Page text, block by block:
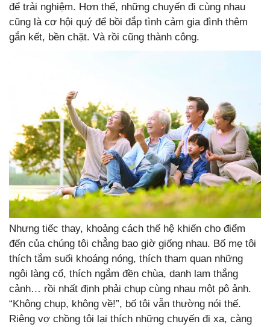
để trải nghiệm. Hơn thế, những chuyến đi cùng nhau
cũng là cơ hội quý để bồi đắp tình cảm gia đình thêm
gắn kết, bền chặt. Và rồi cũng thành công.
Nhưng tiếc thay, khoảng cách thế hệ khiến cho điểm
đến của chúng tôi chẳng bao giờ giống nhau. Bố mẹ tôi
thích tắm suối khoáng nóng, thích tham quan những
ngôi làng cổ, thích ngắm đền chùa, danh lam thắng
cảnh… rồi nhất định phải chụp cùng nhau một pô ảnh.
“Không chụp, không về!”, bố tôi vẫn thường nói thế.
Riêng vợ chồng tôi lại thích những chuyến đi xa, càng